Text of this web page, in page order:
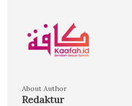
About Author
Redaktur